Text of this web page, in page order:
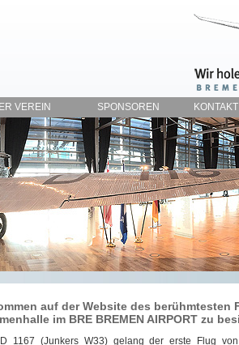
VEREIN SPONSOREN KONTAKT